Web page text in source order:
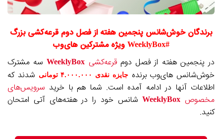
برندگان خوش‌شانس پنجمین هفته از فصل دوم قرعه‌کشی بزرگ
#WeeklyBox ویژه مشترکین های‌وب
در پنجمین هفته از فصل دومقرعه‌کشی WeeklyBoxسه مشترک
خوش‌شانس های‌وب برندهجایزه نقدی ۴.۰۰۰.۰۰۰ تومانی شدندکه
اطلاعات آنها در ادامه آمده است. شما هم با خرید سرویس‌های
مخصوص WeeklyBoxشانس خود را در هفته‌های آتی امتحان
کنید.